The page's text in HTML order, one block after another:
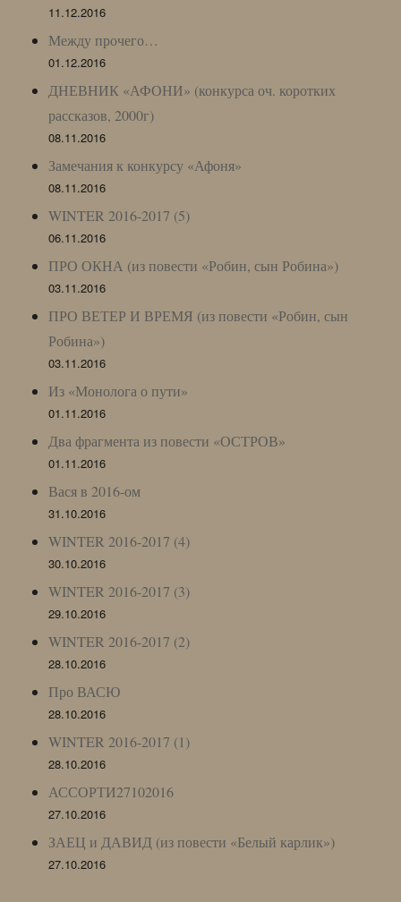
11.12.2016
Между прочего…
01.12.2016
ДНЕВНИК «АФОНИ» (конкурса оч. коротких
рассказов, 2000г)
08.11.2016
Замечания к конкурсу «Афоня»
08.11.2016
WINTER 2016-2017 (5)
06.11.2016
ПРО ОКНА (из повести «Робин, сын Робина»)
03.11.2016
ПРО ВЕТЕР И ВРЕМЯ (из повести «Робин, сын
Робина»)
03.11.2016
Из «Монолога о пути»
01.11.2016
Два фрагмента из повести «ОСТРОВ»
01.11.2016
Вася в 2016-ом
31.10.2016
WINTER 2016-2017 (4)
30.10.2016
WINTER 2016-2017 (3)
29.10.2016
WINTER 2016-2017 (2)
28.10.2016
Про ВАСЮ
28.10.2016
WINTER 2016-2017 (1)
28.10.2016
АССОРТИ27102016
27.10.2016
ЗАЕЦ и ДАВИД (из повести «Белый карлик»)
27.10.2016